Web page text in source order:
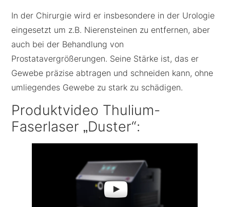
In der Chirurgie wird er insbesondere in der Urologie
eingesetzt um z.B. Nierensteinen zu entfernen, aber
auch bei der Behandlung von
Prostatavergrößerungen. Seine Stärke ist, das er
Gewebe präzise abtragen und schneiden kann, ohne
umliegendes Gewebe zu stark zu schädigen.
Produktvideo Thulium-
Faserlaser „Duster“: